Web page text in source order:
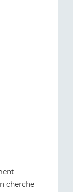
cherche